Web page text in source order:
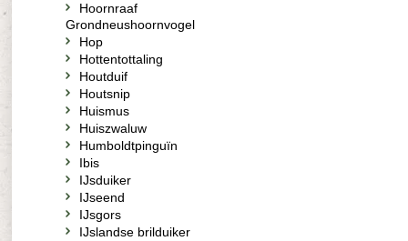
Hoornraaf
Grondneushoornvogel
Hop
Hottentottaling
Houtduif
Houtsnip
Huismus
Huiszwaluw
Humboldtpinguïn
Ibis
IJsduiker
IJseend
IJsgors
IJslandse brilduiker